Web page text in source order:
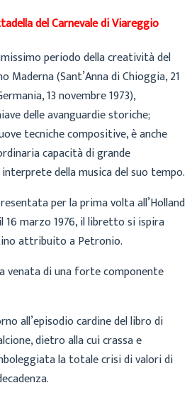
del Carnevale di Viareggio
periodo della creatività del
(Sant’Anna di Chioggia, 21
13 novembre 1973),
delle avanguardie storiche;
tecniche compositive, è anche
capacità di grande
della musica del suo tempo.
per la prima volta all’Holland
16 marzo 1976, il libretto si ispira
attribuito a Petronio.
venata di una forte componente
all’episodio cardine del libro di
dietro alla cui crassa e
la totale crisi di valori di